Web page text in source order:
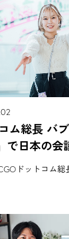
ム総長 バ
で日本の会
ドットコム総